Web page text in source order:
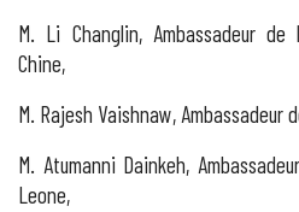
M. Li Changlin, Ambassadeur
Chine,
M. Rajesh Vaishnaw, Ambassadeur
M. Atumanni Dainkeh,
Leone,